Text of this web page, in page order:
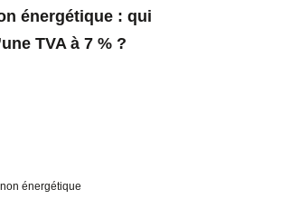
énergétique : qui
TVA à 7 % ?
énergétique